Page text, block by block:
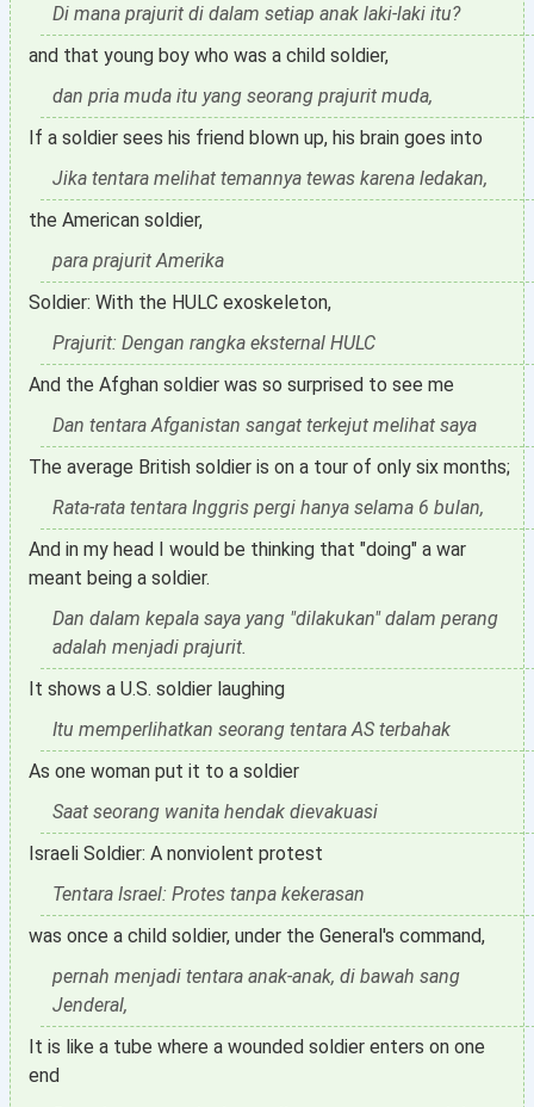
Di mana prajurit di dalam setiap anak laki-laki itu?
and that young boy who was a child soldier,
dan pria muda itu yang seorang prajurit muda,
If a soldier sees his friend blown up, his brain goes into
Jika tentara melihat temannya tewas karena ledakan,
the American soldier,
para prajurit Amerika
Soldier: With the HULC exoskeleton,
Prajurit: Dengan rangka eksternal HULC
And the Afghan soldier was so surprised to see me
Dan tentara Afganistan sangat terkejut melihat saya
The average British soldier is on a tour of only six months;
Rata-rata tentara Inggris pergi hanya selama 6 bulan,
And in my head I would be thinking that "doing" a war
meant being a soldier.
Dan dalam kepala saya yang "dilakukan" dalam perang
adalah menjadi prajurit.
It shows a U.S. soldier laughing
Itu memperlihatkan seorang tentara AS terbahak
As one woman put it to a soldier
Saat seorang wanita hendak dievakuasi
Israeli Soldier: A nonviolent protest
Tentara Israel: Protes tanpa kekerasan
was once a child soldier, under the General's command,
pernah menjadi tentara anak-anak, di bawah sang
Jenderal,
It is like a tube where a wounded soldier enters on one
end